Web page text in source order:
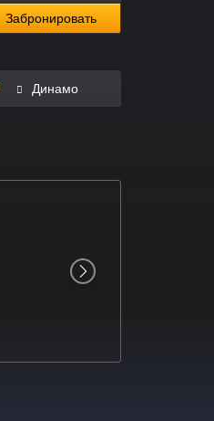
Забронировать
Динамо